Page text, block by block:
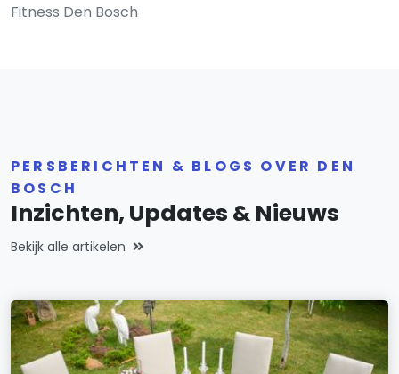
Fitness Den Bosch
PERSBERICHTEN & BLOGS OVER DEN
BOSCH
Inzichten, Updates & Nieuws
Bekijk alle artikelen